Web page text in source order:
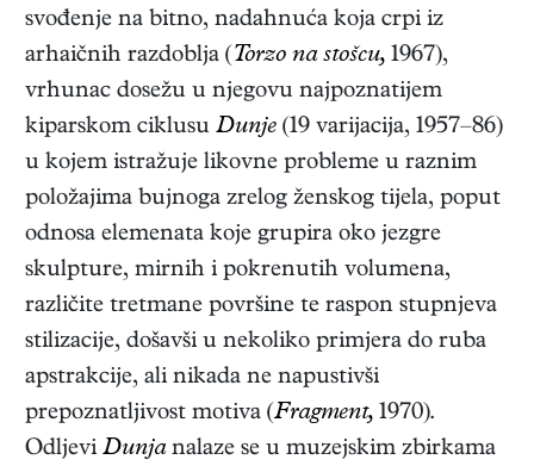
svođenje na bitno, nadahnuća koja crpi iz
arhaičnih razdoblja (Torzo na stošcu, 1967),
vrhunac dosežu u njegovu najpoznatijem
kiparskom ciklusu Dunje (19 varijacija, 1957–86)
u kojem istražuje likovne probleme u raznim
položajima bujnoga zrelog ženskog tijela, poput
odnosa elemenata koje grupira oko jezgre
skulpture, mirnih i pokrenutih volumena,
različite tretmane površine te raspon stupnjeva
stilizacije, došavši u nekoliko primjera do ruba
apstrakcije, ali nikada ne napustivši
prepoznatljivost motiva (Fragment, 1970).
Odljevi Dunjanalaze se u muzejskim zbirkama